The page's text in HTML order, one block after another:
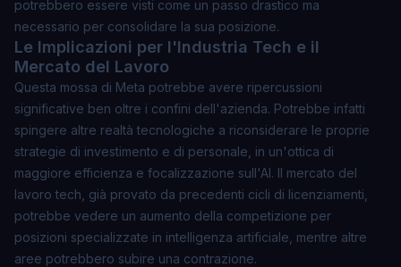
potrebbero essere visti come un passo drastico ma
necessario per consolidare la sua posizione.
Le Implicazioni per l'Industria Tech e il
Mercato del Lavoro
Questa mossa di Meta potrebbe avere ripercussioni
significative ben oltre i confini dell'azienda. Potrebbe infatti
spingere altre realtà tecnologiche a riconsiderare le proprie
strategie di investimento e di personale, in un'ottica di
maggiore efficienza e focalizzazione sull'AI. Il mercato del
lavoro tech, già provato da precedenti cicli di licenziamenti,
potrebbe vedere un aumento della competizione per
posizioni specializzate in intelligenza artificiale, mentre altre
aree potrebbero subire una contrazione.